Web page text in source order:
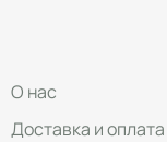
О нас
Доставка и оплата